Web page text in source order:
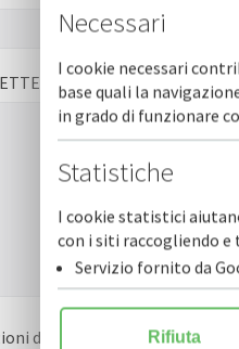
* no
dell' informativa sulla privacy
Necessari
I cookie necessari
base quali la
in grado di funzionare
Statistiche
I cookie statistici
con i siti raccogliendo
Servizio fornito da
Rifiuta